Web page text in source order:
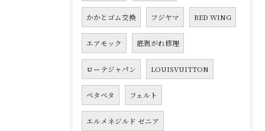
かかとゴム交換 フジヤマ RED WING
エアモック 底剥がれ修理
ローテジャパン LOUISVUITTON
ベタベタ フェルト
エルメネジルド ゼニア